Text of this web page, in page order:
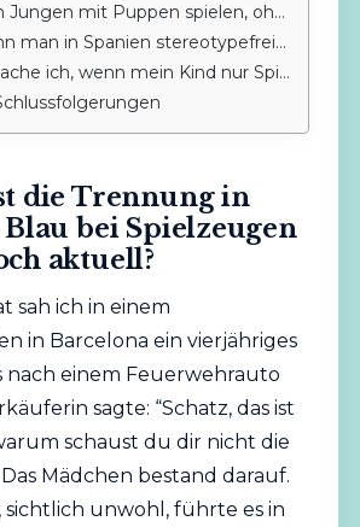
Puppen spielen, ohne dass dies ihre Geschlechtsidentität beeinträchtigt?
in Spanien stereotypefreies Spielzeug kaufen?
mein Kind nur Spielzeug seines zugewiesenen Geschlechts möchte?
die Trennung in
Blau bei Spielzeugen
aktuell?
sah ich in einem
in Barcelona ein vierjähriges
nach einem Feuerwehrauto
sagte: “Schatz, das ist
schaust du dir nicht die
Mädchen bestand darauf.
sichtlich unwohl, führte es in